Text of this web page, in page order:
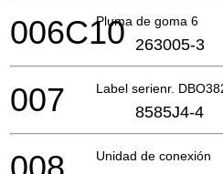
Pluma de goma 6
006C10 263005-3
Label serienr.
007 8585J4-4
Unidad de conexión